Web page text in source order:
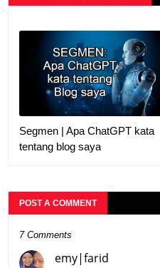
Segmen | Apa ChatGPT kata
tentang blog saya
POST A COMMENT
7 Comments
emy|farid